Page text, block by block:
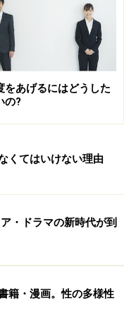
絵はあまり好きじゃ
興味を持っていた
をあげるにはどうした
の?
くてはいけない理由
・ドラマの新時代が到
籍・漫画。性の多様性